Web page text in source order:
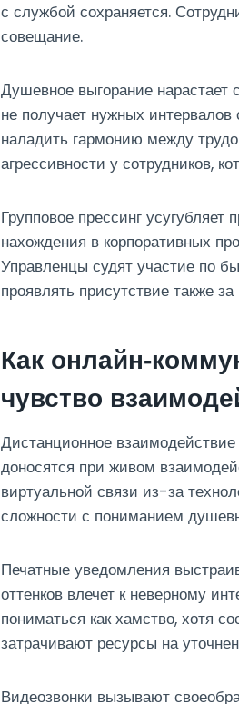
с службой сохраняется.
совещание.
Душевное выгорание нарастает
не получает нужных
наладить гармонию между
агрессивности у сотрудников,
Групповое прессинг
нахождения в корпоративных
Управленцы судят участие по
проявлять присутствие также
Как онлайн-
чувство
Дистанционное
доносятся при живом
виртуальной связи из-за
сложности с пониманием
Печатные уведомления
оттенков влечет к неверному
пониматься как хамство, хотя
затрачивают ресурсы на
Видеозвонки вызывают